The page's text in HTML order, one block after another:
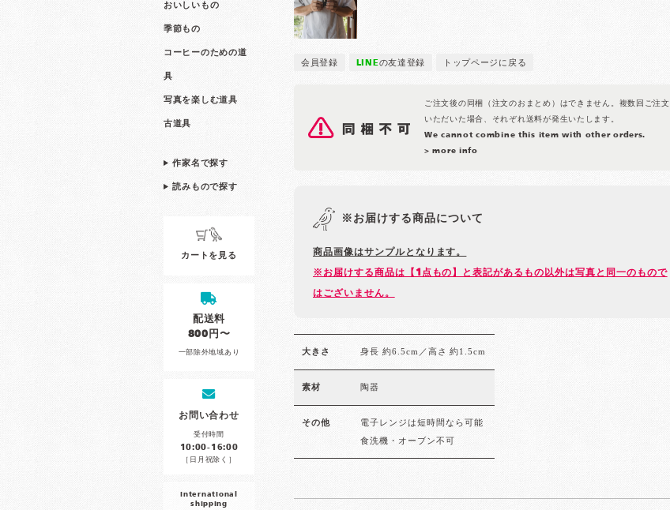
おいしいもの
季節もの
コーヒーのための道
具
写真を楽しむ道具
古道具
作家名で探す
読みもので探す
カートを見る
配送料
800円〜
一部除外地域あり
お問い合わせ
受付時間
10:00-16:00
［日月祝除く］
international
shipping
会員登録 LINEの友達登録 トップページに戻る
ご注文後の同梱（注文のおまとめ）はできません。複数回ご注文
いただいた場合、それぞれ送料が発生いたします。
We cannot combine this item with other orders.
> more info
※お届けする商品について
商品画像はサンプルとなります。
※お届けする商品は【1点もの】と表記があるもの以外は写真と同一のもので
はございません。
大きさ 身長 約6.5cm／高さ 約1.5cm
素材 陶器
その他
電子レンジは短時間なら可能
食洗機・オーブン不可